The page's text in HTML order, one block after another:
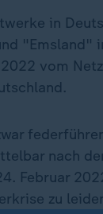
in
"Emsland"
vom
nach
Februar
zu